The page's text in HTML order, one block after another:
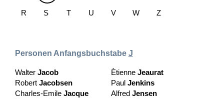
R S T U V W Z
Personen Anfangsbuchstabe J
Walter Jacob
Robert Jacobsen
Charles-Emile Jacque
Ètienne Jeaurat
Paul Jenkins
Alfred Jensen